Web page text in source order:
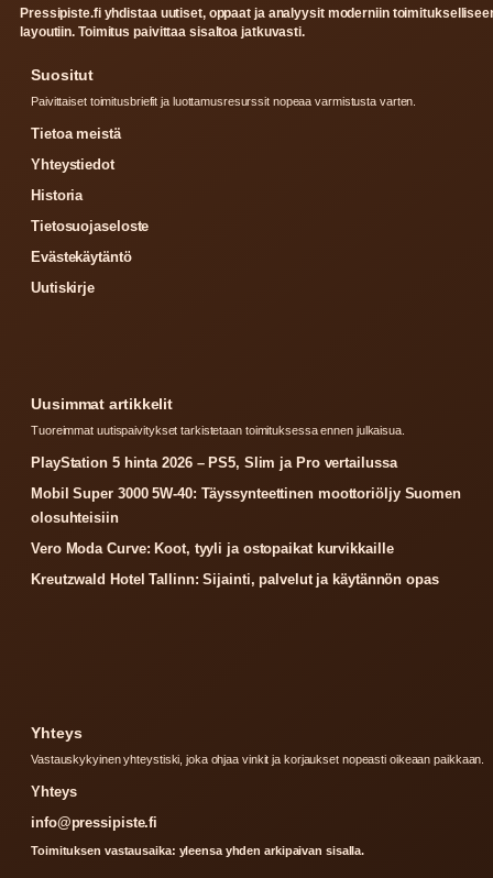
Pressipiste.fi yhdistaa uutiset, oppaat ja analyysit moderniin
layoutiin. Toimitus paivittaa sisaltoa jatkuvasti.
Suositut
Paivittaiset toimitusbriefit ja luottamusresurssit nopeaa varmistusta varten.
Tietoa meistä
Yhteystiedot
Historia
Tietosuojaseloste
Evästekäytäntö
Uutiskirje
Uusimmat artikkelit
Tuoreimmat uutispaivitykset tarkistetaan toimituksessa ennen julkaisua.
PlayStation 5 hinta 2026 – PS5, Slim ja Pro vertailussa
Mobil Super 3000 5W-40: Täyssynteettinen moottoriöljy Suomen
olosuhteisiin
Vero Moda Curve: Koot, tyyli ja ostopaikat kurvikkaille
Kreutzwald Hotel Tallinn: Sijainti, palvelut ja käytännön opas
Yhteys
Vastauskykyinen yhteystiski, joka ohjaa vinkit ja korjaukset nopeasti oikeaan paikkaan.
Yhteys
info@pressipiste.fi
Toimituksen vastausaika: yleensa yhden arkipaivan sisalla.